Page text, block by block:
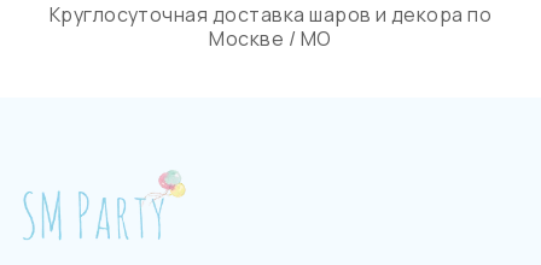
Круглосуточная доставка шаров и декора по
Москве / МО